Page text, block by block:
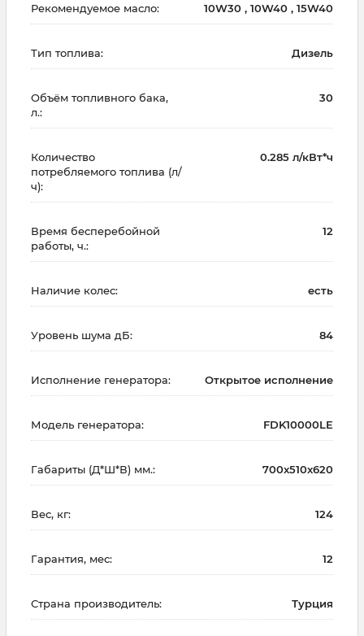
Рекомендуемое масло: 10W30 , 10W40 , 15W40
Тип топлива: Дизель
Объём топливного бака,
л.:
30
Количество
потребляемого топлива (л/
ч):
0.285 л/кВт*ч
Время бесперебойной
работы, ч.:
12
Наличие колес: есть
Уровень шума дБ: 84
Исполнение генератора: Открытое исполнение
Модель генератора: FDK10000LE
Габариты (Д*Ш*В) мм.: 700x510x620
Вес, кг: 124
Гарантия, мес: 12
Страна производитель: Турция